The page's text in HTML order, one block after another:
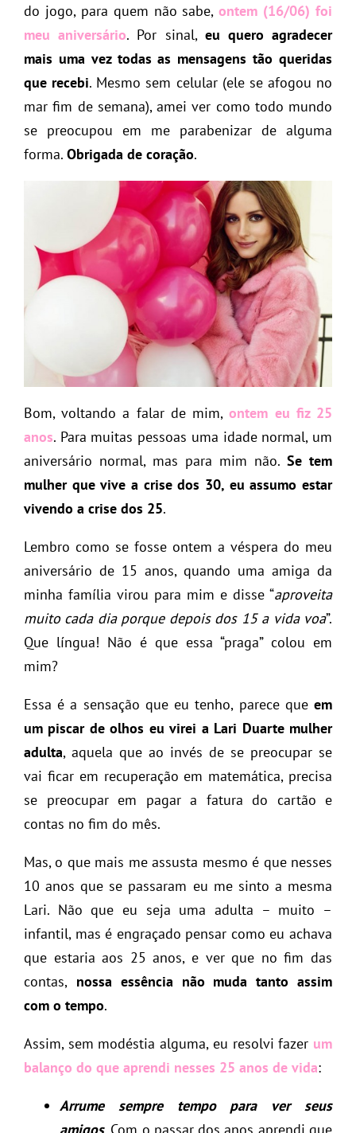
do jogo, para quem não sabe,ontem (16/06) foi
meu aniversário. Por sinal, eu quero agradecer
mais uma vez todas as mensagens tão queridas
que recebi. Mesmo sem celular (ele se afogou no
mar fim de semana), amei ver como todo mundo
se preocupou em me parabenizar de alguma
forma. Obrigada de coração.
Bom, voltando a falar de mim,ontem eu fiz 25
anos. Para muitas pessoas uma idade normal, um
aniversário normal, mas para mim não. Se tem
mulher que vive a crise dos 30, eu assumo estar
vivendo a crise dos 25.
Lembro como se fosse ontem a véspera do meu
aniversário de 15 anos, quando uma amiga da
minha família virou para mim e disse “aproveita
muito cada dia porque depois dos 15 a vida voa”.
Que língua! Não é que essa “praga” colou em
mim?
Essa é a sensação que eu tenho, parece que em
um piscar de olhos eu virei a Lari Duarte mulher
adulta, aquela que ao invés de se preocupar se
vai ficar em recuperação em matemática, precisa
se preocupar em pagar a fatura do cartão e
contas no fim do mês.
Mas, o que mais me assusta mesmo é que nesses
10 anos que se passaram eu me sinto a mesma
Lari. Não que eu seja uma adulta – muito –
infantil, mas é engraçado pensar como eu achava
que estaria aos 25 anos, e ver que no fim das
contas, nossa essência não muda tanto assim
com o tempo.
Assim, sem modéstia alguma, eu resolvi fazer um
balanço do que aprendi nesses 25 anos de vida:
Arrume sempre tempo para ver seus
amigos. Com o passar dos anos aprendi que